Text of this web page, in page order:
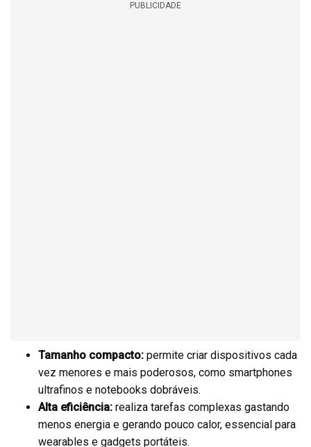
PUBLICIDADE
Tamanho compacto: permite criar dispositivos cada
vez menores e mais poderosos, como smartphones
ultrafinos e notebooks dobráveis.
Alta eficiência: realiza tarefas complexas gastando
menos energia e gerando pouco calor, essencial para
wearables e gadgets portáteis.